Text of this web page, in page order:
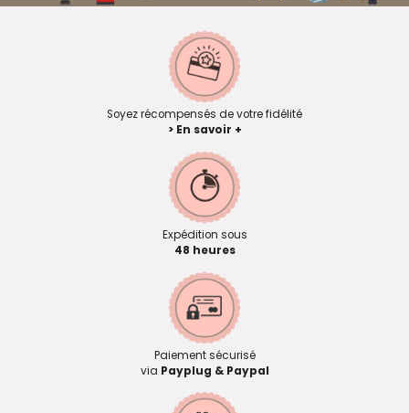
Soyez récompensés de votre fidélité
> En savoir +
Expédition sous
48 heures
Paiement sécurisé
via Payplug & Paypal